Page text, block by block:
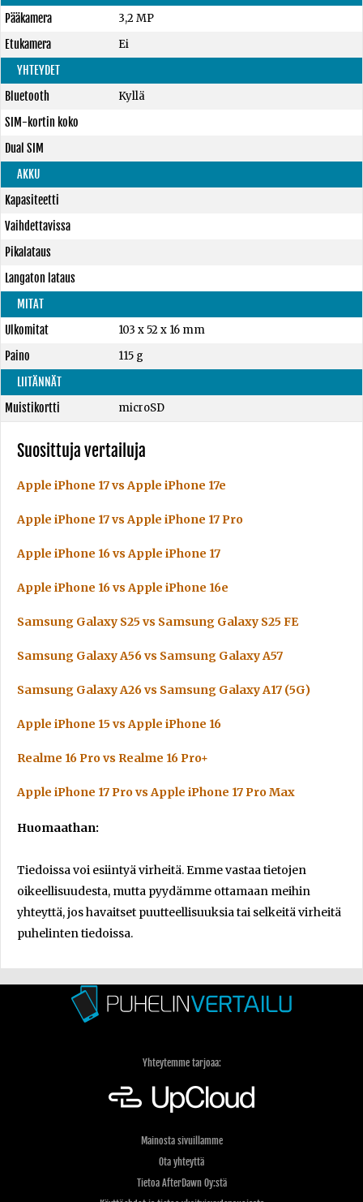
Pääkamera
3,2 MP
Etukamera
Ei
YHTEYDET
Bluetooth
Kyllä
SIM-kortin koko
Dual SIM
AKKU
Kapasiteetti
Vaihdettavissa
Pikalataus
Langaton lataus
MITAT
Ulkomitat
103 x 52 x 16 mm
Paino
115 g
LIITÄNNÄT
Muistikortti
microSD
Suosittuja vertailuja
Apple iPhone 17 vs Apple iPhone 17e
Apple iPhone 17 vs Apple iPhone 17 Pro
Apple iPhone 16 vs Apple iPhone 17
Apple iPhone 16 vs Apple iPhone 16e
Samsung Galaxy S25 vs Samsung Galaxy S25 FE
Samsung Galaxy A56 vs Samsung Galaxy A57
Samsung Galaxy A26 vs Samsung Galaxy A17 (5G)
Apple iPhone 15 vs Apple iPhone 16
Realme 16 Pro vs Realme 16 Pro+
Apple iPhone 17 Pro vs Apple iPhone 17 Pro Max
Huomaathan:
Tiedoissa voi esiintyä virheitä. Emme vastaa tietojen
oikeellisuudesta, mutta pyydämme ottamaan meihin
yhteyttä, jos havaitset puutteellisuuksia tai selkeitä virheitä
puhelinten tiedoissa.
Yhteytemme tarjoaa:
Mainosta sivuillamme
Ota yhteyttä
Tietoa AfterDawn Oy:stä